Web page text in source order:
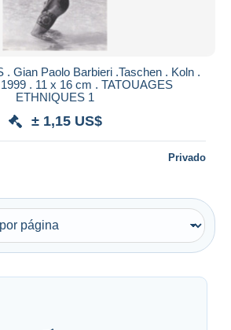
. Gian Paolo Barbieri .Taschen . Koln .
. 11 x 16 cm . TATOUAGES
ETHNIQUES 1
± 1,15 US$
Privado